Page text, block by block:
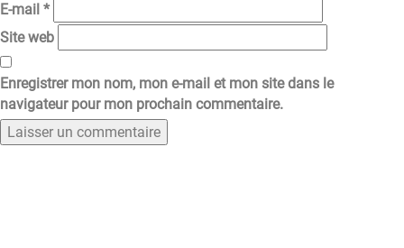
E-mail *
Site web
Enregistrer mon nom, mon e-mail et mon site dans le
navigateur pour mon prochain commentaire.